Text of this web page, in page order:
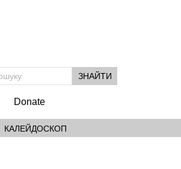
Donate
КАЛЕЙДОСКОП